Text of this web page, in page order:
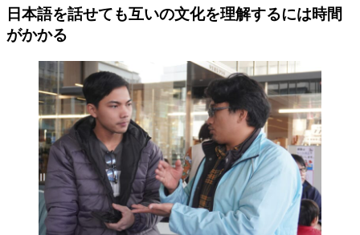
日本語を話せても互いの文化を理解するには時間
がかかる